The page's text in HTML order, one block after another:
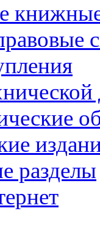
разделы